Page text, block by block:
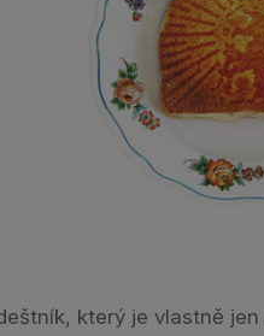
který je vlastně